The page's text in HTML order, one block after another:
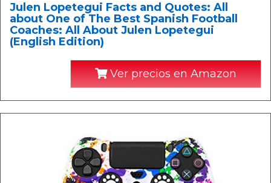
Julen Lopetegui Facts and Quotes: All
about One of The Best Spanish Football
Coaches: All About Julen Lopetegui
(English Edition)
Ver precios en Amazon